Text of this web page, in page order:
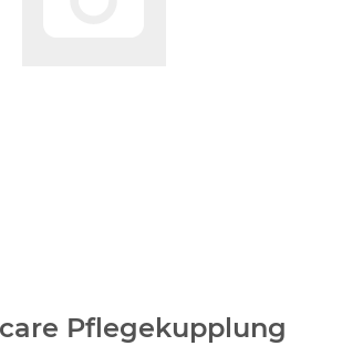
Pflegekupplung